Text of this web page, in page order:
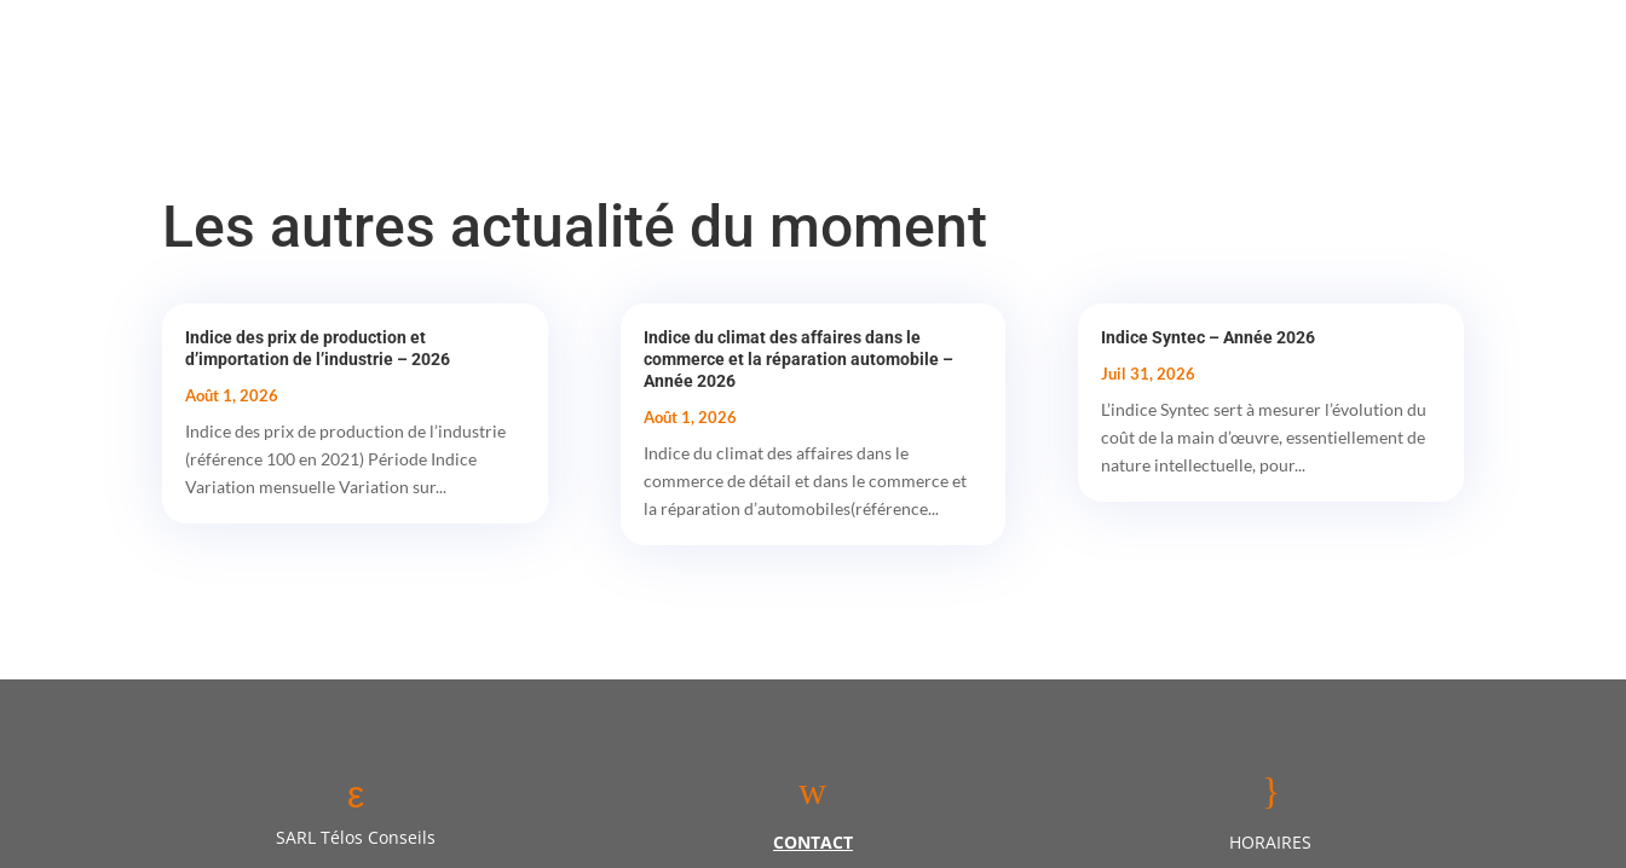
Les autres actualité du moment
Indice des prix de production et
d’importation de l’industrie – 2026
Août 1, 2026
Indice des prix de production de l’industrie
(référence 100 en 2021) Période Indice
Variation mensuelle Variation sur...
Indice du climat des affaires dans le
commerce et la réparation automobile –
Année 2026
Août 1, 2026
Indice du climat des affaires dans le
commerce de détail et dans le commerce et
la réparation d’automobiles(référence...
Indice Syntec – Année 2026
Juil 31, 2026
L’indice Syntec sert à mesurer l’évolution du
coût de la main d’œuvre, essentiellement de
nature intellectuelle, pour...
ε
SARL Télos Conseils
w
CONTACT
}
HORAIRES